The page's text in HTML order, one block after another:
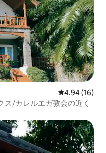
レビュー16
4.94 (16)
ス/カレルエガ教会の近く